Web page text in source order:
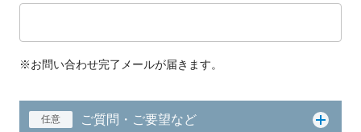
※お問い合わせ完了メールが届きます。
任意 ご質問・ご要望など